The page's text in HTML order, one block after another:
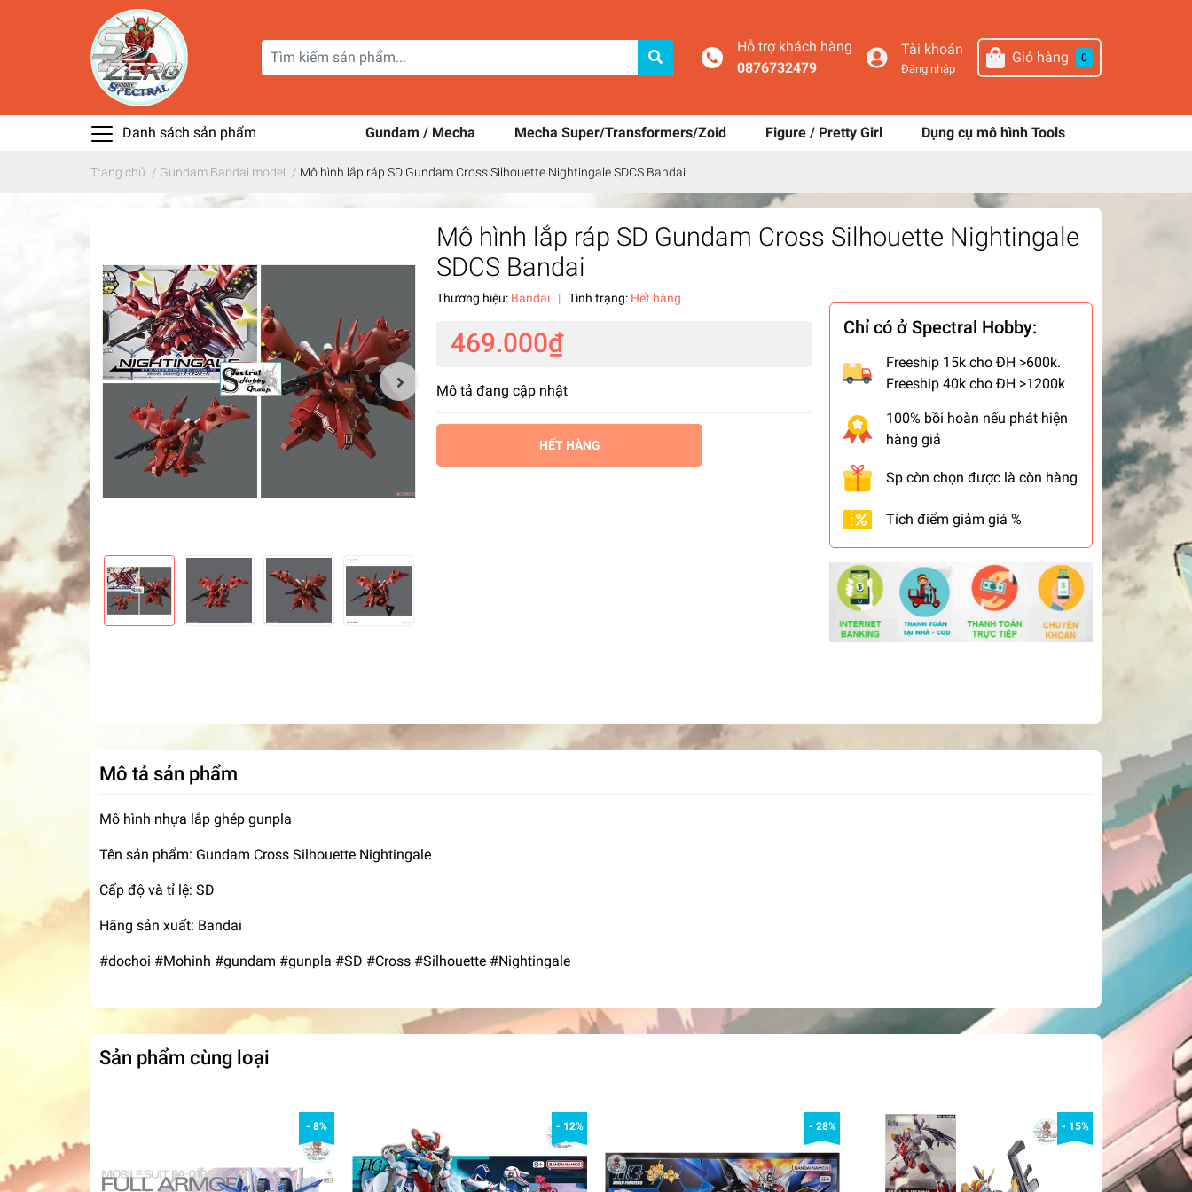
Hỗ trợ khách hàng
0876732479
Tài khoản
Đăng nhập
Giỏ hàng 0
Danh sách sản phẩm Gundam / Mecha Mecha Super/Transformers/Zoid Figure / Pretty Girl Dụng cụ mô hình Tools
Trang chủ / Gundam Bandai model / Mô hình lắp ráp SD Gundam Cross Silhouette Nightingale SDCS Bandai
Mô hình lắp ráp SD Gundam Cross Silhouette Nightingale
SDCS Bandai
Thương hiệu: Bandai | Tình trạng: Hết hàng
469.000₫
Mô tả đang cập nhật
HẾT HÀNG
Chỉ có ở Spectral Hobby:
Freeship 15k cho ĐH >600k.
Freeship 40k cho ĐH >1200k
100% bồi hoàn nếu phát hiện
hàng giả
Sp còn chọn được là còn hàng
Tích điểm giảm giá %
Mô tả sản phẩm
Mô hình nhựa lắp ghép gunpla
Tên sản phẩm: Gundam Cross Silhouette Nightingale
Cấp độ và tỉ lệ: SD
Hãng sản xuất: Bandai
#dochoi #Mohinh #gundam #gunpla #SD #Cross #Silhouette #Nightingale
Sản phẩm cùng loại
- 8% - 12% - 28% - 15%